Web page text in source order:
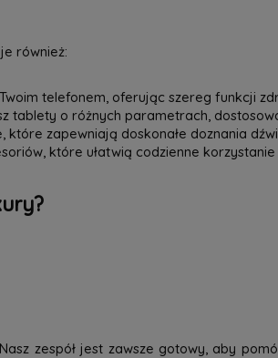
również:
telefonem, oferując szereg funkcji
tablety o różnych parametrach,
zapewniają doskonałe doznania
które ułatwią codzienne
zespół jest zawsze gotowy, aby